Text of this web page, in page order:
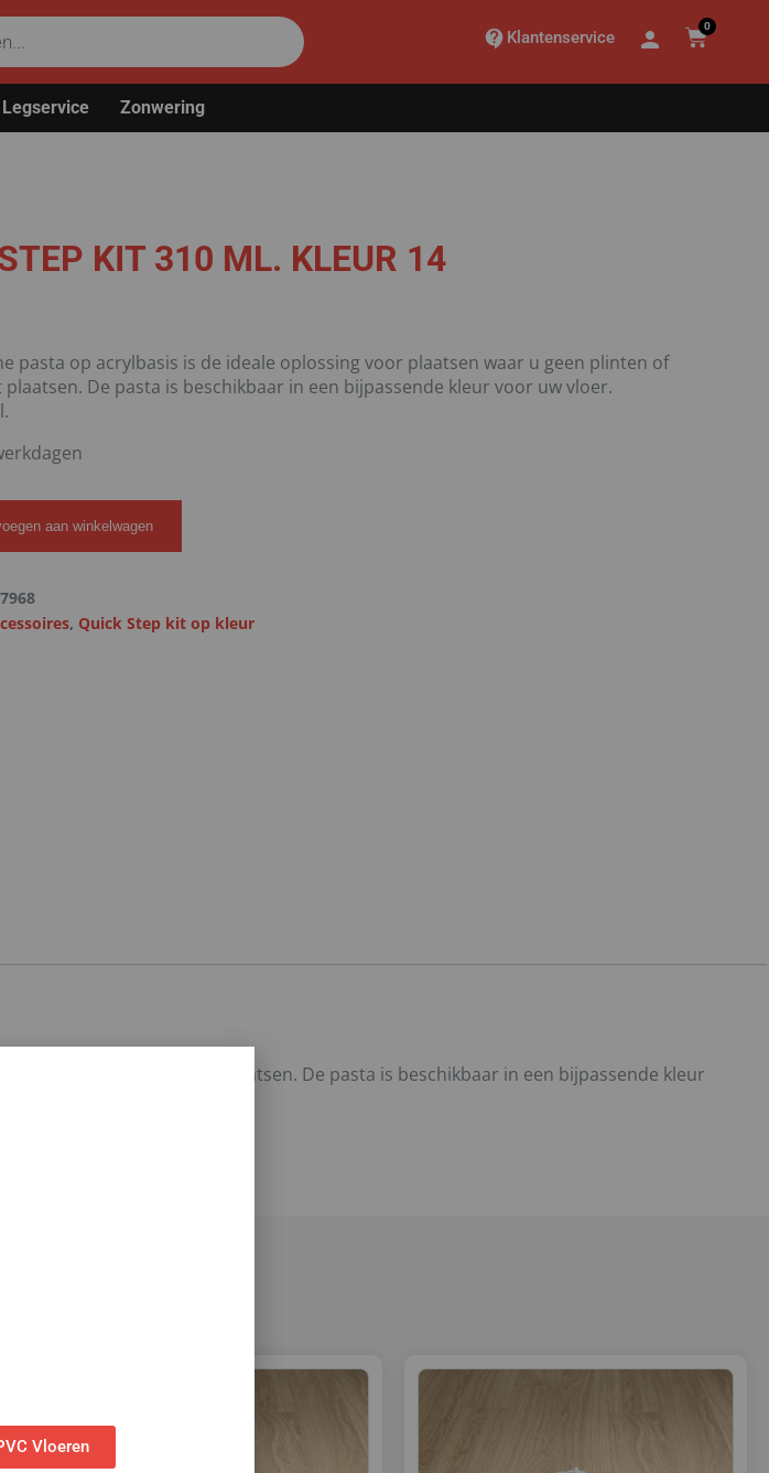
Klantenservice
0
Legservice Zonwering
KIT 310 ML. KLEUR 14
pasta op acrylbasis is de ideale oplossing voor plaatsen waar u geen plinten of
De pasta is beschikbaar in een bijpassende kleur voor uw vloer.
aan winkelwagen
, Quick Step kit op kleur
plinten of profielen kunt plaatsen. De pasta is beschikbaar in een bijpassende kleur
Vloeren